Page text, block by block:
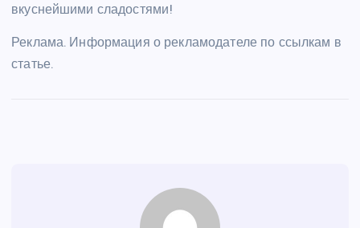
вкуснейшими сладостями!
Реклама. Информация о рекламодателе по ссылкам в
статье.